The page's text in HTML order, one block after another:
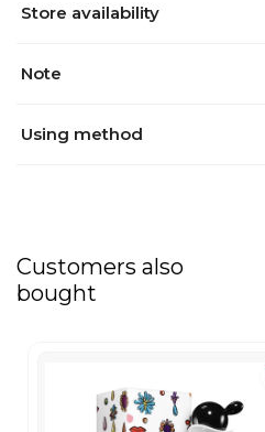
Store availability
Note
Using method
Customers also
bought